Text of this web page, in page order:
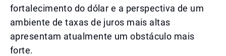
fortalecimento do dólar e a perspectiva de um
ambiente de taxas de juros mais altas
apresentam atualmente um obstáculo mais
forte.